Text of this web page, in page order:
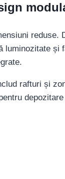
reduse.
luminozitate și
rafturi și